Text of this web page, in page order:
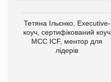
Тетяна Ільєнко, Executive-
коуч, сертифікований коуч
МСС ICF, ментор для
лідерів